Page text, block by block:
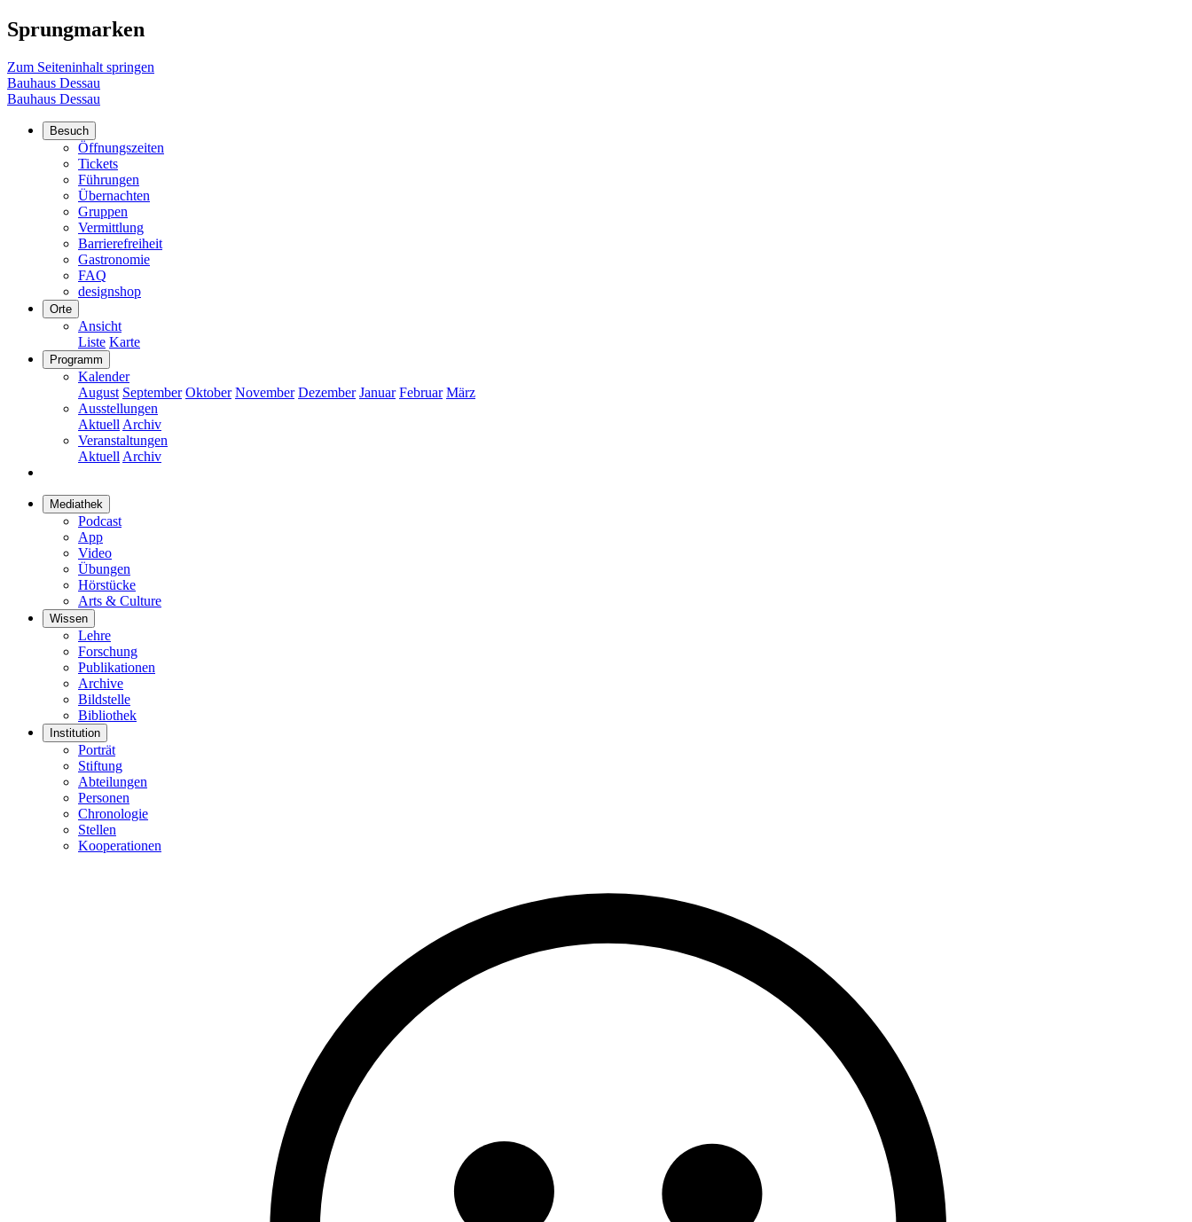
Sprungmarken
Zum Seiteninhalt springen
Bauhaus Dessau
Bauhaus Dessau
Besuch
Öffnungszeiten
Tickets
Führungen
Übernachten
Gruppen
Vermittlung
Barrierefreiheit
Gastronomie
FAQ
designshop
Orte
Ansicht
Liste Karte
Programm
Kalender
August September Oktober November Dezember Januar Februar März
Ausstellungen
Aktuell Archiv
Veranstaltungen
Aktuell Archiv
Mediathek
Podcast
App
Video
Übungen
Hörstücke
Arts & Culture
Wissen
Lehre
Forschung
Publikationen
Archive
Bildstelle
Bibliothek
Institution
Porträt
Stiftung
Abteilungen
Personen
Chronologie
Stellen
Kooperationen